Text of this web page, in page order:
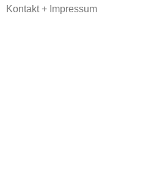
Kontakt + Impressum